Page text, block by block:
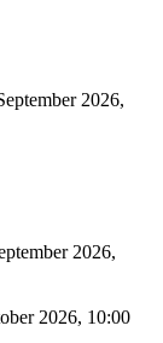
2026,
2026,
2026, 10:00